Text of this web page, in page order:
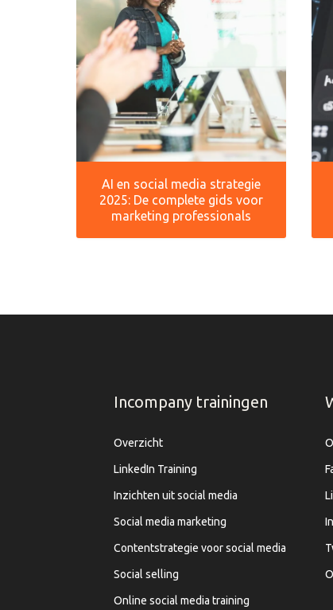
AI en social media strategie
2025: De complete gids voor
marketing professionals
Incompany trainingen
Overzicht
LinkedIn Training
Inzichten uit social media
Social media marketing
Contentstrategie voor social media
Social selling
Online social media training